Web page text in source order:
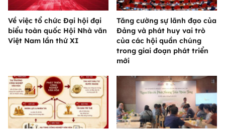
Về việc tổ chức Đại hội đại
biểu toàn quốc Hội Nhà văn
Việt Nam lần thứ XI
Tăng cường sự lãnh đạo của
Đảng và phát huy vai trò
của các hội quần chúng
trong giai đoạn phát triển
mới